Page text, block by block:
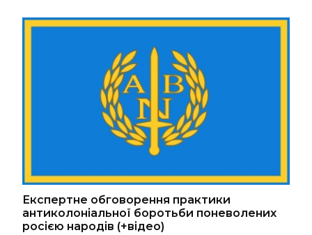
Експертне обговорення практики
антиколоніальної боротьби поневолених
росією народів (+відео)